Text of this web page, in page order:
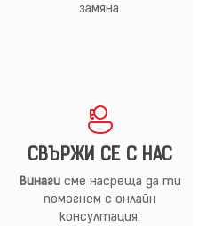
замяна.
СВЪРЖИ СЕ С НАС
Винагисме насреща да ти
помогнем с онлайн
консултация.